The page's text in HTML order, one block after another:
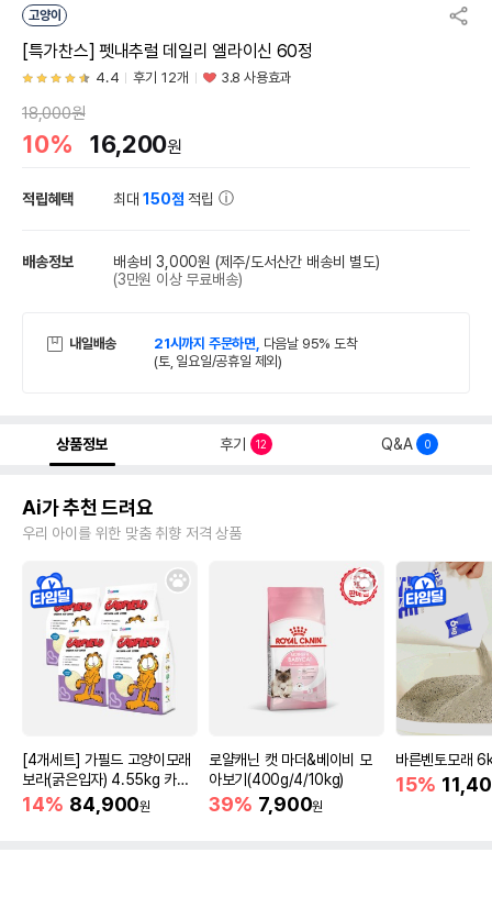
고양이
[특가찬스] 펫내추럴 데일리 엘라이신 60정
4.4 후기 12개 3.8 사용효과
18,000원
10% 16,200원
적립혜택 최대150점 적립
배송정보 배송비 3,000원 (제주/도서산간 배송비 별도)
(3만원 이상 무료배송)
내일배송 21시까지 주문하면, 다음날 95% 도착
(토, 일요일/공휴일 제외)
상품정보 후기 12 Q&A 0
Ai가 추천 드려요
우리 아이를 위한 맞춤 취향 저격 상품
[4개세트] 가필드 고양이모래
보라(굵은입자) 4.55kg 카사
바모래
14% 84,900원
로얄캐닌 캣 마더&베이비 모
아보기(400g/4/10kg)
39% 7,900원
바른벤토모래
15%